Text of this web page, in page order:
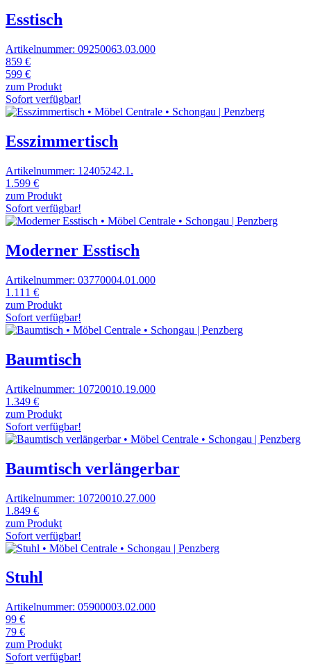
Esstisch
Artikelnummer: 09250063.03.000
859 €
599 €
zum Produkt
Sofort verfügbar!
Esszimmertisch
Artikelnummer: 12405242.1.
1.599 €
zum Produkt
Sofort verfügbar!
Moderner Esstisch
Artikelnummer: 03770004.01.000
1.111 €
zum Produkt
Sofort verfügbar!
Baumtisch
Artikelnummer: 10720010.19.000
1.349 €
zum Produkt
Sofort verfügbar!
Baumtisch verlängerbar
Artikelnummer: 10720010.27.000
1.849 €
zum Produkt
Sofort verfügbar!
Stuhl
Artikelnummer: 05900003.02.000
99 €
79 €
zum Produkt
Sofort verfügbar!